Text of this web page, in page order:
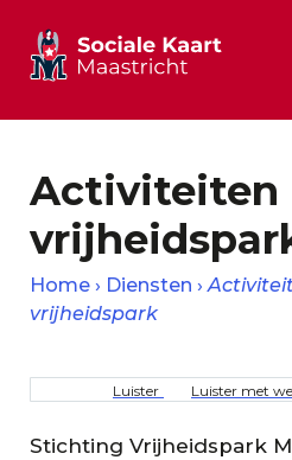
Activiteiten
Home Diensten
vrijheidspark
Luister Luister met
Stichting Vrijheidspark